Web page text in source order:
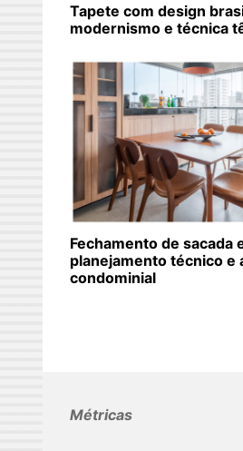
Tapete com design
modernismo e técnica
Fechamento de sacada
planejamento técnico e
condominial
Métricas